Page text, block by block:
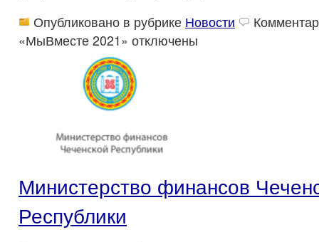
Опубликовано в рубрике Новости
«МыВместе 2021» отключены
Министерство финансов
Республики